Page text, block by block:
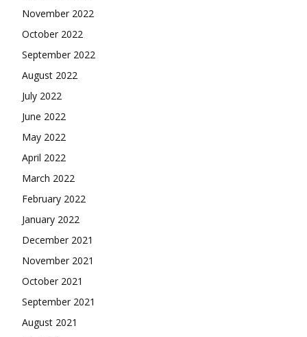
November 2022
October 2022
September 2022
August 2022
July 2022
June 2022
May 2022
April 2022
March 2022
February 2022
January 2022
December 2021
November 2021
October 2021
September 2021
August 2021